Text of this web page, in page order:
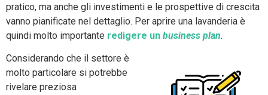
pratico, ma anche gli investimenti e le prospettive di crescita
vanno pianificate nel dettaglio. Per aprire una lavanderia è
quindi molto importante redigere un business plan.
Considerando che il settore è
molto particolare si potrebbe
rivelare preziosa